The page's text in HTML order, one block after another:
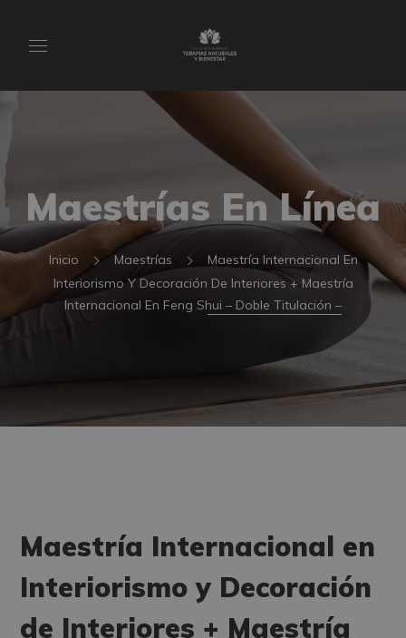
Maestrías En Línea
Inicio Maestrías
Maestría Internacional En
Interiorismo Y Decoración De Interiores + Maestría
Internacional En Feng Shui – Doble Titulación –
Maestría Internacional en
Interiorismo y Decoración
de Interiores + Maestría